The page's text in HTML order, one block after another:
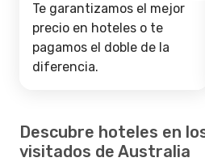
Te garantizamos el mejor
precio en hoteles o te
pagamos el doble de la
diferencia.
Descubre hoteles en
visitados de Australia